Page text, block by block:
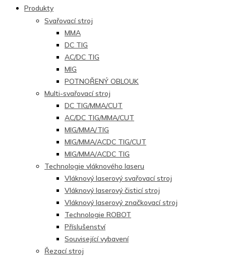
Produkty
Svařovací stroj
MMA
DC TIG
AC/DC TIG
MIG
POTNOŘENÝ OBLOUK
Multi-svařovací stroj
DC TIG/MMA/CUT
AC/DC TIG/MMA/CUT
MIG/MMA/TIG
MIG/MMA/ACDC TIG/CUT
MIG/MMA/ACDC TIG
Technologie vláknového laseru
Vláknový laserový svařovací stroj
Vláknový laserový čisticí stroj
Vláknový laserový značkovací stroj
Technologie ROBOT
Příslušenství
Související vybavení
Řezací stroj